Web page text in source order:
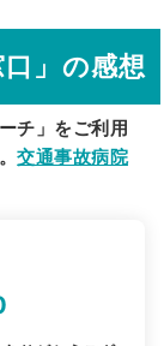
ら探す
口」の感想
チ」をご利用
交通事故病院